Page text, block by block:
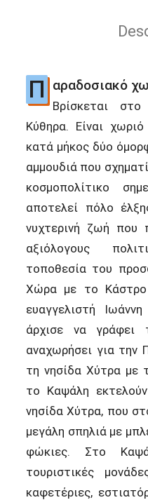
Π αραδοσιακό
Βρίσκεται
Κύθηρα. Είναι
κατά μήκος δύο
αμμουδιά που
κοσμοπολίτικο
αποτελεί πόλο
νυχτερινή ζωή που
αξιόλογους
τοποθεσία του
Χώρα με το Κάστρο
ευαγγελιστή
άρχισε να γράφει
αναχωρήσει για την
τη νησίδα Χύτρα με
το Καψάλη
νησίδα Χύτρα, που
μεγάλη σπηλιά με
φώκιες. Στο
τουριστικές
καφετέριες,